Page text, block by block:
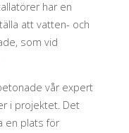
har en
att vatten- och
som vid
vår expert
i projektet. Det
en plats för